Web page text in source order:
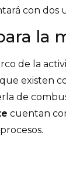
con dos
la
de la
existen
de
cuentan